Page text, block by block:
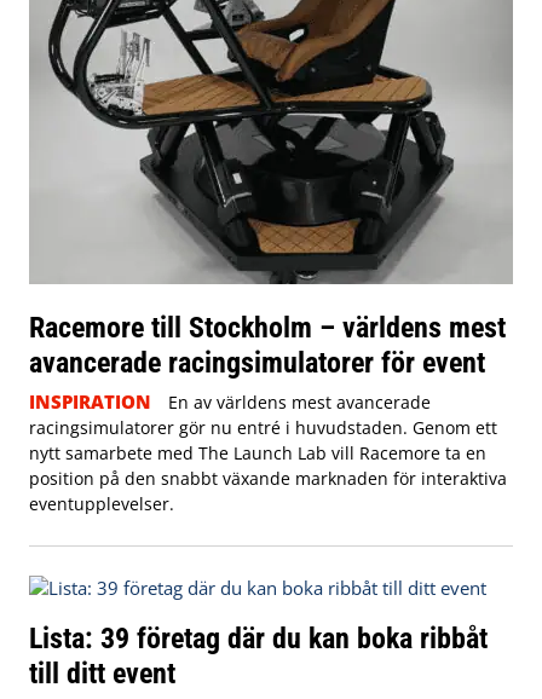
Racemore till Stockholm – världens mest
avancerade racingsimulatorer för event
INSPIRATION
En av världens mest avancerade
racingsimulatorer gör nu entré i huvudstaden. Genom ett
nytt samarbete med The Launch Lab vill Racemore ta en
position på den snabbt växande marknaden för interaktiva
eventupplevelser.
Lista: 39 företag där du kan boka ribbåt
till ditt event